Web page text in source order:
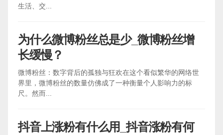
生活、交...
为什么微博粉丝总是少_微博粉丝增
长缓慢？
微博粉丝：数字背后的孤独与狂欢在这个看似繁华的网络世
界里，微博粉丝的数量仿佛成了一种衡量个人影响力的标
尺。然而...
抖音上涨粉有什么用_抖音涨粉有何